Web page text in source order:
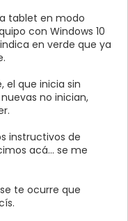
tablet en modo
con Windows 10
en verde que ya
el que inicia sin
no inician,
instructivos de
acá... se me
te ocurre que